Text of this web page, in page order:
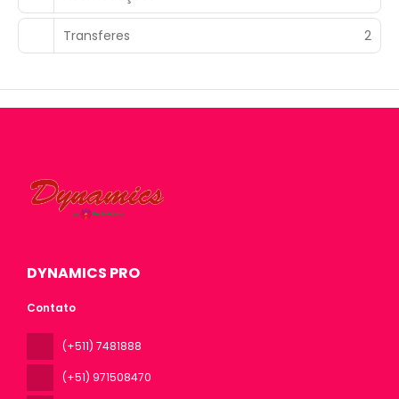
Transferes 2
DYNAMICS PRO
Contato
(+511) 7481888
(+51) 971508470